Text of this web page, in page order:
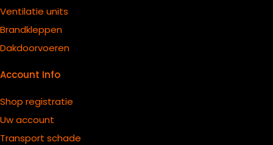
Ventilatie units
Brandkleppen
Dakdoorvoeren
Account Info
Shop registratie
Uw account
Transport schade